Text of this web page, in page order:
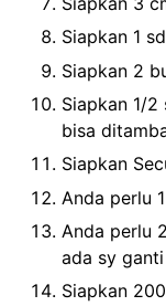
Siapkan 1
Siapkan 2
Siapkan 1/
bisa
Siapkan
Anda perlu
Anda perlu
ada sy
Siapkan